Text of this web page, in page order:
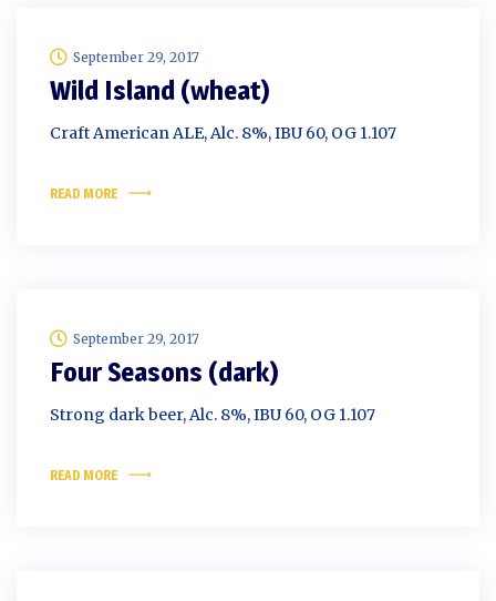
September 29, 2017
Wild Island (wheat)
Craft American ALE, Alc. 8%, IBU 60, OG 1.107
READ MORE
September 29, 2017
Four Seasons (dark)
Strong dark beer, Alc. 8%, IBU 60, OG 1.107
READ MORE